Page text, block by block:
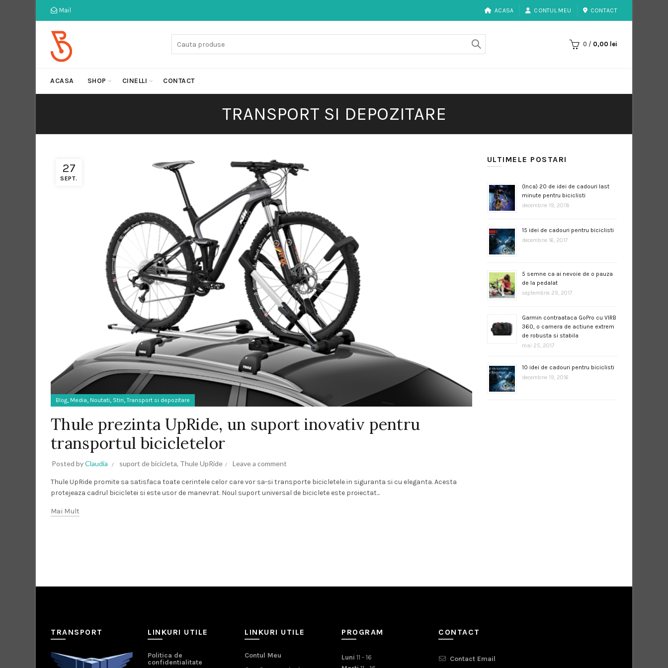
Mail ACASA CONTUL MEU CONTACT
0 / 0,00 lei
ACASA SHOP CINELLI CONTACT
TRANSPORT SI DEPOZITARE
27
SEPT.
Blog, Media, Noutati, Stiri,Transport si depozitare
Thule prezinta UpRide, un suport inovativ pentru
transportul bicicletelor
Posted byClaudia suport de bicicleta, Thule UpRide Leave a comment
Thule UpRide promite sa satisfaca toate cerintele celor care vor sa-si transporte bicicletele in siguranta si cu eleganta. Acesta
protejeaza cadrul bicicletei si este usor de manevrat. Noul suport universal de biciclete este proiectat...
Mai Mult
ULTIMELE POSTARI
(Inca) 20 de idei de cadouri last
minute pentru biciclisti
decembrie 19, 2018
15 idei de cadouri pentru biciclisti
decembrie 16, 2017
5 semne ca ai nevoie de o pauza
de la pedalat
septembrie 29, 2017
Garmin contraataca GoPro cu VIRB
360, o camera de actiune extrem
de robusta si stabila
mai 25, 2017
10 idei de cadouri pentru biciclisti
decembrie 19, 2016
TRANSPORT LINKURI UTILE
Politica de
confidentialitate
LINKURI UTILE
Contul Meu
PROGRAM
Luni 11 - 16
CONTACT
Contact Email